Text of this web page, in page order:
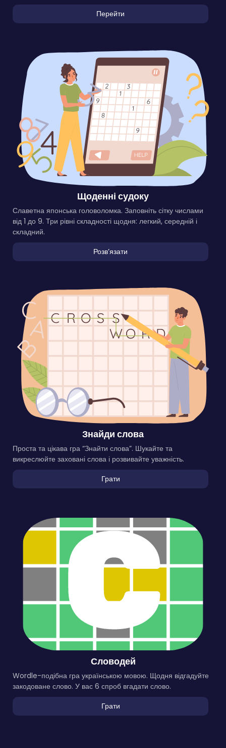
Перейти
Щоденні судоку
Славетна японська головоломка. Заповніть сітку числами
від 1 до 9. Три рівні складності щодня: легкий, середній і
складний.
Розвʼязати
Знайди слова
Проста та цікава гра “Знайти слова”. Шукайте та
викреслюйте заховані слова і розвивайте уважність.
Грати
Словодей
Wordle-подібна гра українською мовою. Щодня відгадуйте
закодоване слово. У вас 6 спроб вгадати слово.
Грати